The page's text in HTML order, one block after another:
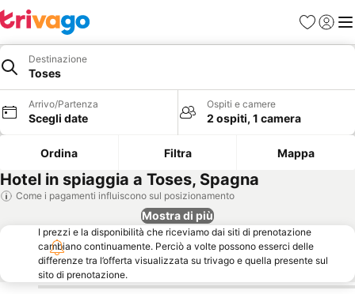
PreferitiAccedi
Destinazione
Toses
Arrivo/Partenza
Scegli date
Ospiti e camere
2 ospiti, 1 camera
Ordina Filtra Mappa
Hotel in spiaggia a Toses, Spagna
Come i pagamenti influiscono sul posizionamento
Mostra di più
I prezzi e la disponibilità che riceviamo dai siti di prenotazione
cambiano continuamente. Perciò a volte possono esserci delle
differenze tra l’offerta visualizzata su trivago e quella presente sul
sito di prenotazione.